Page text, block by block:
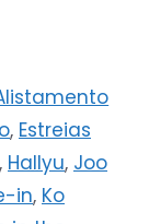
, Estreias
, Hallyu, Joo
in, Ko